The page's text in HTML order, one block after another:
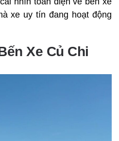
xe uy tín đang hoạt động
Xe Củ Chi